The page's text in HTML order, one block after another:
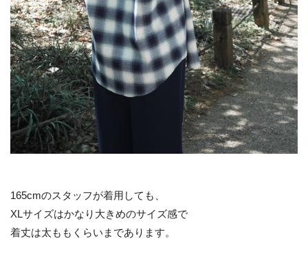
165cmのスタッフが着用しても、
XLサイズはかなり大きめのサイズ感で
着丈は太ももくらいまであります。